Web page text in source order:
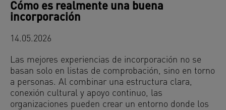
Cómo es realmente una buena
incorporación
14.05.2026
Las mejores experiencias de incorporación no se
basan solo en listas de comprobación, sino en torno
a personas. Al combinar una estructura clara,
conexión cultural y apoyo continuo, las
organizaciones pueden crear un entorno donde los